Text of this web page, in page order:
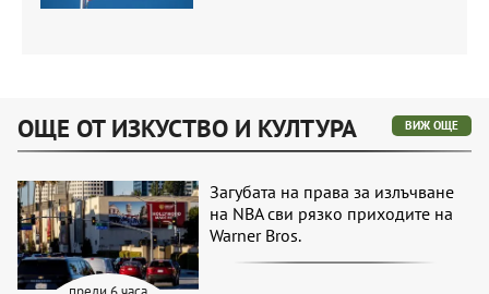
ОЩЕ ОТ ИЗКУСТВО И КУЛТУРА ВИЖ ОЩЕ
Загубата на права за излъчване
на NBA сви рязко приходите на
Warner Bros.